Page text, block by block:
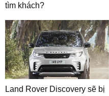
tìm khách?
Land Rover Discovery sẽ bị